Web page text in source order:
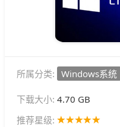
所属分类: Windows系统
下载大小: 4.70 GB
推荐星级: